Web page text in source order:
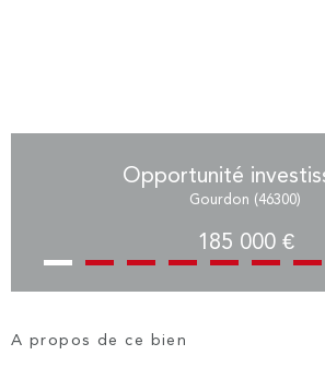
Opportunité
Gourdon (46300)
185 000 €
A propos de ce bien